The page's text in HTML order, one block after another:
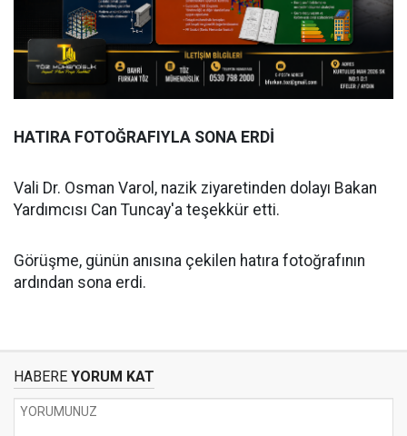
HATIRA FOTOĞRAFIYLA SONA ERDİ
Vali Dr. Osman Varol, nazik ziyaretinden dolayı Bakan
Yardımcısı Can Tuncay'a teşekkür etti.
Görüşme, günün anısına çekilen hatıra fotoğrafının
ardından sona erdi.
HABERE YORUM KAT